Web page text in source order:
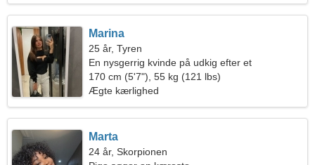
Marina
25 år, Tyren
En nysgerrig kvinde på udkig efter et
kærlighedsforhold
170 cm (5'7"), 55 kg (121 lbs)
Ægte kærlighed
Marta
24 år, Skorpionen